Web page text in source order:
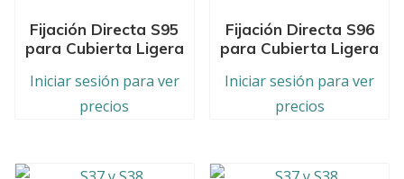
Fijación Directa S95
para Cubierta Ligera
Iniciar sesión para ver
precios
Fijación Directa S96
para Cubierta Ligera
Iniciar sesión para ver
precios